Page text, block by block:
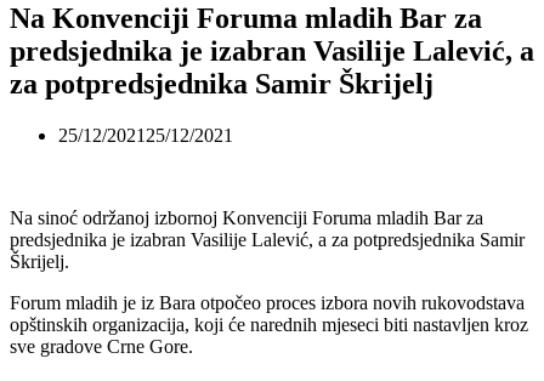
Na Konvenciji Foruma mladih Bar za
predsjednika je izabran Vasilije Lalević, a
za potpredsjednika Samir Škrijelj
25/12/2021 25/12/2021
Na sinoć održanoj izbornoj Konvenciji Foruma mladih Bar za
predsjednika je izabran Vasilije Lalević, a za potpredsjednika Samir
Škrijelj.
Forum mladih je iz Bara otpočeo proces izbora novih rukovodstava
opštinskih organizacija, koji će narednih mjeseci biti nastavljen kroz
sve gradove Crne Gore.